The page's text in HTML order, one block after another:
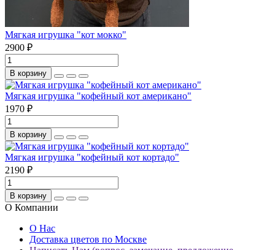
Мягкая игрушка "кот мокко"
2900 ₽
В корзину
Мягкая игрушка "кофейный кот американо"
1970 ₽
В корзину
Мягкая игрушка "кофейный кот кортадо"
2190 ₽
В корзину
О Компании
О Нас
Доставка цветов по Москве